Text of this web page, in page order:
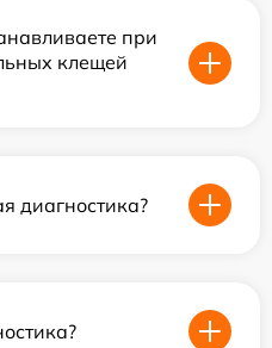
при
клещей
диагностика?